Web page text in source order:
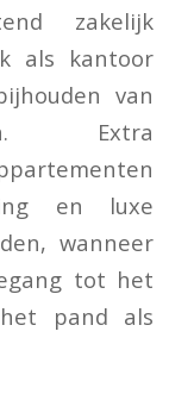
zakelijk
als kantoor
van
Extra
en luxe
wanneer
tot het
pand als